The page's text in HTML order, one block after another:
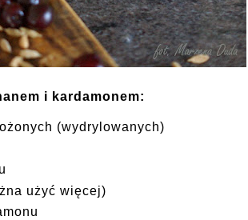
i kardamonem:
(wydrylowanych)
użyć więcej)